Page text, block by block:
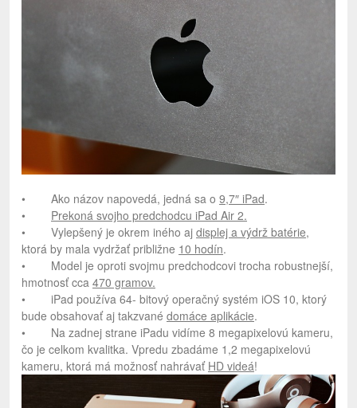
• Ako názov napovedá, jedná sa o 9,7″ iPad.
• Prekoná svojho predchodcu iPad Air 2.
• Vylepšený je okrem iného aj displej a výdrž batérie,
ktorá by mala vydržať približne 10 hodín.
• Model je oproti svojmu predchodcovi trocha robustnejší,
hmotnosť cca 470 gramov.
• iPad používa 64- bitový operačný systém iOS 10, ktorý
bude obsahovať aj takzvané domáce aplikácie.
• Na zadnej strane iPadu vidíme 8 megapixelovú kameru,
čo je celkom kvalitka. Vpredu zbadáme 1,2 megapixelovú
kameru, ktorá má možnosť nahrávať HD videá!